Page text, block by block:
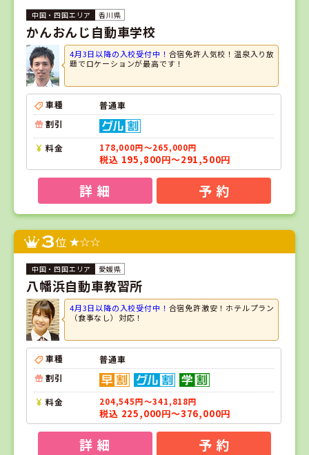
香川県
かんおんじ自動車学校
4月3日以降の入校受付中！ 合宿免許人気校！温泉入り放
題でロケーションが最高です！
車種
普通車
割引
料金 178,000円～265,000円
税込 195,800円～291,500円
詳 細 予 約
3位
愛媛県
八幡浜自動車教習所
4月3日以降の入校受付中！ 合宿免許激安！ホテルプラン
（食事なし）対応！
車種
普通車
割引
料金 204,545円～341,818円
税込 225,000円～376,000円
詳 細 予 約